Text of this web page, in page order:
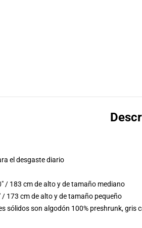
el desgaste diario
/ 183 cm de alto y de tamaño mediano
173 cm de alto y de tamaño pequeño
sólidos son algodón 100% preshrunk,